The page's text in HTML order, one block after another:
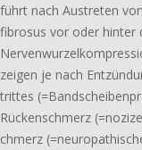
führt nach Austreten
fibro­sus vor oder hinter
zeigen je nach
trittes
Rücken­schmerz
chmerz